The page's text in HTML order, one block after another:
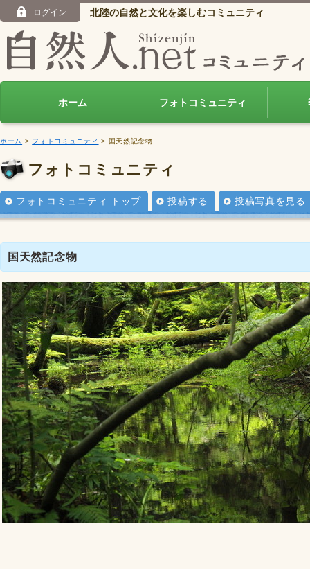
ログイン 北陸の自然と文化を楽しむコミュニティ
ホーム フォトコミュニティ
ホーム > フォトコミュニティ > 国天然記念物
フォトコミュニティ
フォトコミュニティ トップ 投稿する 投稿写真を見る
国天然記念物